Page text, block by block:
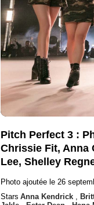
Pitch Perfect 3 :
Chrissie Fit, Anna
Lee, Shelley
Photo ajoutée le 26
Stars Anna Kendrick ,